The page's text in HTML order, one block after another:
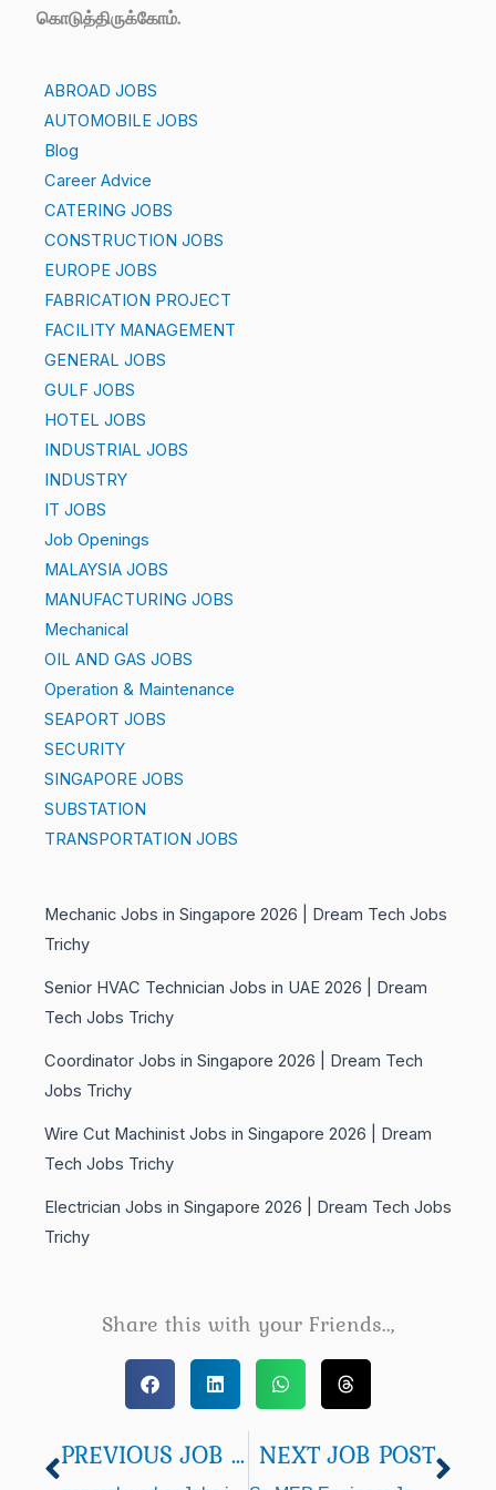
கொடுத்திருக்கோம்.
ABROAD JOBS
AUTOMOBILE JOBS
Blog
Career Advice
CATERING JOBS
CONSTRUCTION JOBS
EUROPE JOBS
FABRICATION PROJECT
FACILITY MANAGEMENT
GENERAL JOBS
GULF JOBS
HOTEL JOBS
INDUSTRIAL JOBS
INDUSTRY
IT JOBS
Job Openings
MALAYSIA JOBS
MANUFACTURING JOBS
Mechanical
OIL AND GAS JOBS
Operation & Maintenance
SEAPORT JOBS
SECURITY
SINGAPORE JOBS
SUBSTATION
TRANSPORTATION JOBS
Mechanic Jobs in Singapore 2026 | Dream Tech Jobs
Trichy
Senior HVAC Technician Jobs in UAE 2026 | Dream
Tech Jobs Trichy
Coordinator Jobs in Singapore 2026 | Dream Tech
Jobs Trichy
Wire Cut Machinist Jobs in Singapore 2026 | Dream
Tech Jobs Trichy
Electrician Jobs in Singapore 2026 | Dream Tech Jobs
Trichy
Share this with your Friends..,
Prev PREVIOUS JOB POST NEXT JOB POST